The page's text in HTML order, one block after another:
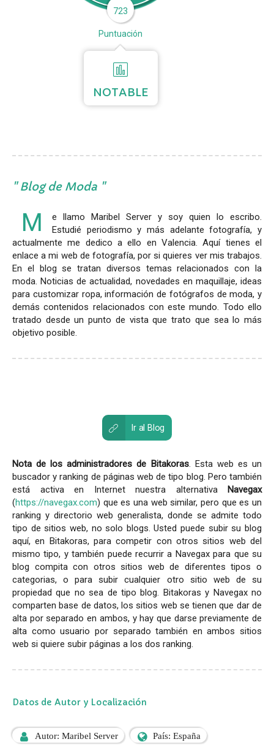
723
Puntuación
NOTABLE
Blog de Moda
M
e llamo Maribel Server y soy quien lo escribo.
Estudié periodismo y más adelante fotografía, y
actualmente me dedico a ello en Valencia. Aquí tienes el
enlace a mi web de fotografía, por si quieres ver mis trabajos.
En el blog se tratan diversos temas relacionados con la
moda. Noticias de actualidad, novedades en maquillaje, ideas
para customizar ropa, información de fotógrafos de moda, y
demás contenidos relacionados con este mundo. Todo ello
tratado desde un punto de vista que trato que sea lo más
objetivo posible.
Ir al Blog
Nota de los administradores de Bitakoras. Esta web es un
buscador y ranking de páginas web de tipo blog. Pero también
está activa en Internet nuestra alternativa
Navegax
(https://navegax.com) que es una web similar, pero que es un
ranking y directorio web generalista, donde se admite todo
tipo de sitios web, no solo blogs. Usted puede subir su blog
aquí, en Bitakoras, para competir con otros sitios web del
mismo tipo, y también puede recurrir a Navegax para que su
blog compita con otros sitios web de diferentes tipos o
categorias, o para subir cualquier otro sitio web de su
propiedad que no sea de tipo blog. Bitakoras y Navegax no
comparten base de datos, los sitios web se tienen que dar de
alta por separado en ambos, y hay que darse previamente de
alta como usuario por separado también en ambos sitios
web si quiere subir páginas a los dos ranking.
Datos de Autor y Localización
Autor: Maribel Server País: España